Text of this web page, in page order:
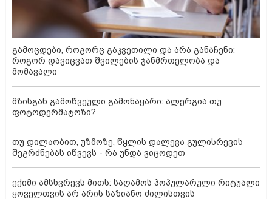
გამოცდები, როგორც გაკვეთილი და არა განაჩენი:
როგორ დავიცვათ შვილების ჯანმრთელობა და
მომავალი
მზისგან გამოწვეული გამონაყარი: ალერგია თუ
ფოტოდერმატოზი?
თუ დილაობით, უზმოზე, წყლის დალევა გულისრევის
შეგრძნებას იწვევს - რა უნდა ვიცოდეთ
ექიმი ამსხვრევს მითს: საღამოს პოპულარული რიტუალი
ყოველთვის არ არის საზიანო ძილისთვის